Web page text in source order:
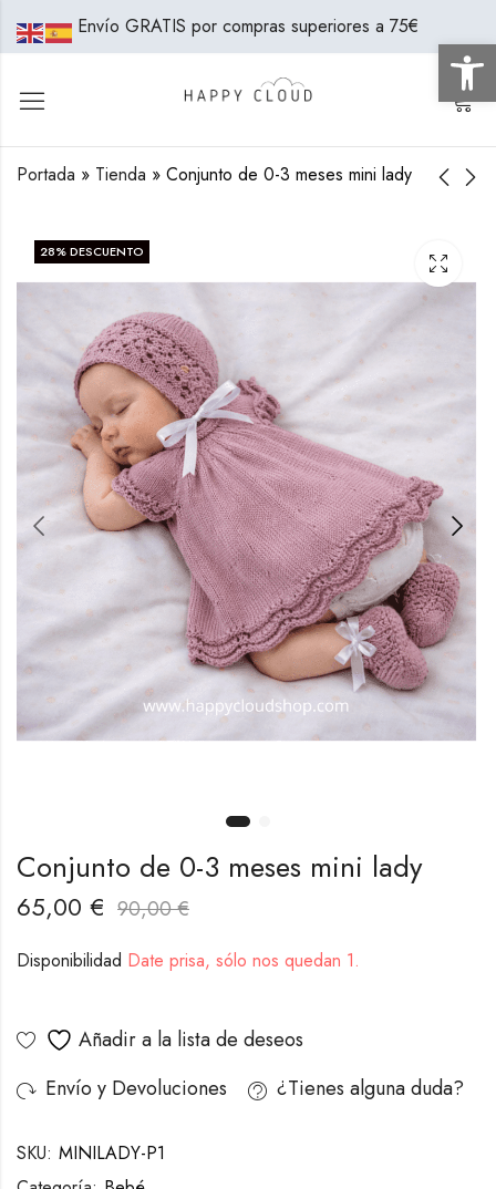
Abrir
Envío GRATIS por compras superiores a 75€
0
Portada » Tienda » Conjunto de 0-3 meses mini lady
puesta baby green
puesta baby pink
112,50
28% DESCUENTO
Conjunto de 0-3 meses mini lady
65,00 € 90,00€
Disponibilidad Date prisa, sólo nos quedan 1.
Añadir a la lista de deseos
Envío y Devoluciones
¿Tienes alguna duda?
SKU: MINILADY-P1